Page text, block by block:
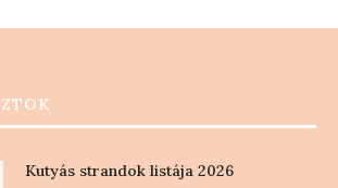
Kutyás strandok listája 2026